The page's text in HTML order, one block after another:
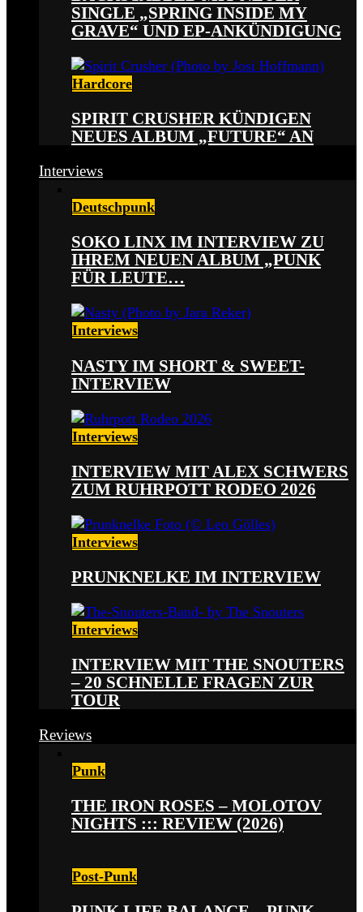
SINGLE „SPRING INSIDE MY
GRAVE“ UND EP-ANKÜNDIGUNG
Hardcore
SPIRIT CRUSHER KÜNDIGEN
NEUES ALBUM „FUTURE“ AN
Interviews
Deutschpunk
SOKO LINX IM INTERVIEW ZU
IHREM NEUEN ALBUM „PUNK
FÜR LEUTE…
Interviews
NASTY IM SHORT & SWEET-
INTERVIEW
Interviews
INTERVIEW MIT ALEX SCHWERS
ZUM RUHRPOTT RODEO 2026
Interviews
PRUNKNELKE IM INTERVIEW
Interviews
INTERVIEW MIT THE SNOUTERS
– 20 SCHNELLE FRAGEN ZUR
TOUR
Reviews
Punk
THE IRON ROSES – MOLOTOV
NIGHTS ::: REVIEW (2026)
Post-Punk